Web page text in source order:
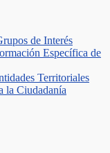
de Interés
Específica de
Territoriales
la Ciudadanía